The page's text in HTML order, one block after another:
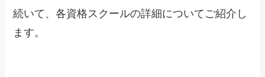
続いて、各資格スクールの詳細についてご紹介し
ます。